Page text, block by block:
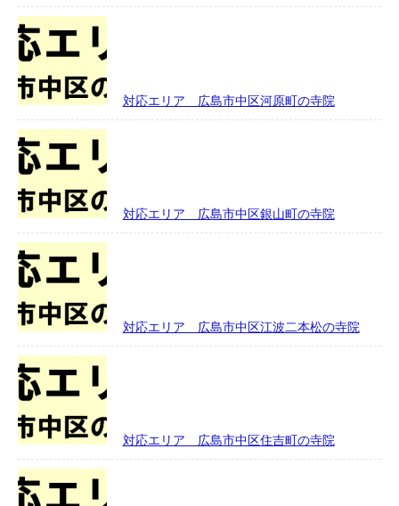
対応エリア 広島市中区河原町の寺院
対応エリア 広島市中区銀山町の寺院
対応エリア 広島市中区江波二本松の寺院
対応エリア 広島市中区住吉町の寺院